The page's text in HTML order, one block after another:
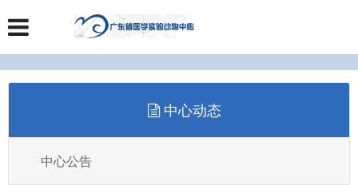
中心动态
中心公告